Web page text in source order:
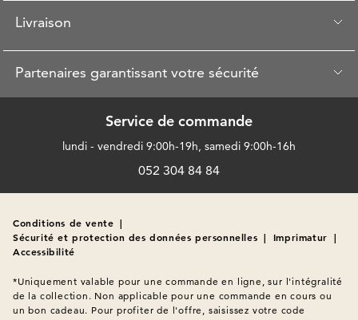
Livraison
Partenaires garantissant votre sécurité
Service de commande
lundi - vendredi 9:00h-19h, samedi 9:00h-16h
052 304 84 84
Conditions de vente |
Sécurité et protection des données personnelles | Imprimatur |
Accessibilité
*Uniquement valable pour une commande en ligne, sur l'intégralité
de la collection. Non applicable pour une commande en cours ou
un bon cadeau. Pour profiter de l'offre, saisissez votre code